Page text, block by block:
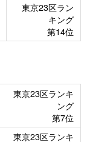
東京23区ラン
キング
第14位
東京23区ランキ
ング
第7位
東京23区ランキ